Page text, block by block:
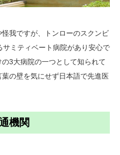
我ですが、トンローのスクンビ
ミティベート病院があり安心で
3大病院の一つとして知られて
の壁を気にせず日本語で先進医
機関